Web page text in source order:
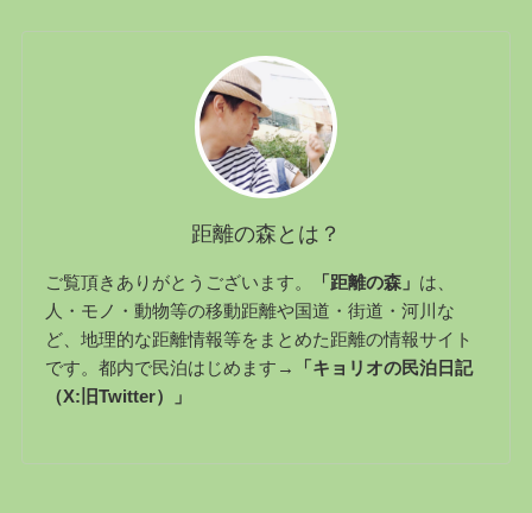
距離の森とは？
ご覧頂きありがとうございます。 「距離の森」 は、
人・モノ・動物等の移動距離や国道・街道・河川な
ど、地理的な距離情報等をまとめた距離の情報サイト
です。都内で民泊はじめます→
「キョリオの民泊日記
（X:旧Twitter）」